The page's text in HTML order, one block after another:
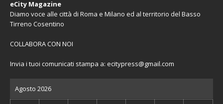
eCity Magazine
Diamo voce alle città di Roma e Milano ed al territorio del Basso
Tirreno Cosentino
COLLABORA CON NOI
Invia i tuoi comunicati stampa a: ecitypress@gmail.com
Agosto 2026